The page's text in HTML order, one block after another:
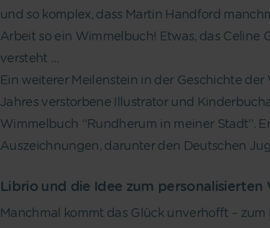
und so komplex, dass Martin Handford
Arbeit so ein Wimmelbuch! Etwas, das Celine
versteht …
Ein weiterer Meilenstein in der Geschichte
Jahres verstorbene Illustrator und
Wimmelbuch “Rundherum in meiner Stadt”.
Auszeichnungen, darunter den Deutschen
Librio und die Idee zum personalisierten
Manchmal kommt das Glück unverhofft –